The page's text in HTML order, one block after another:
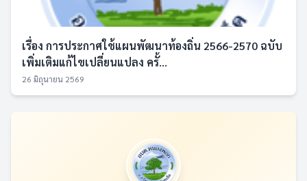
เรื่อง การประกาศใช้แผนพัฒนาท้องถิ่น 2566-2570 ฉบับ
เพิ่มเติมแก้ไขเปลี่ยนแปลง ครั้...
26 มิถุนายน 2569